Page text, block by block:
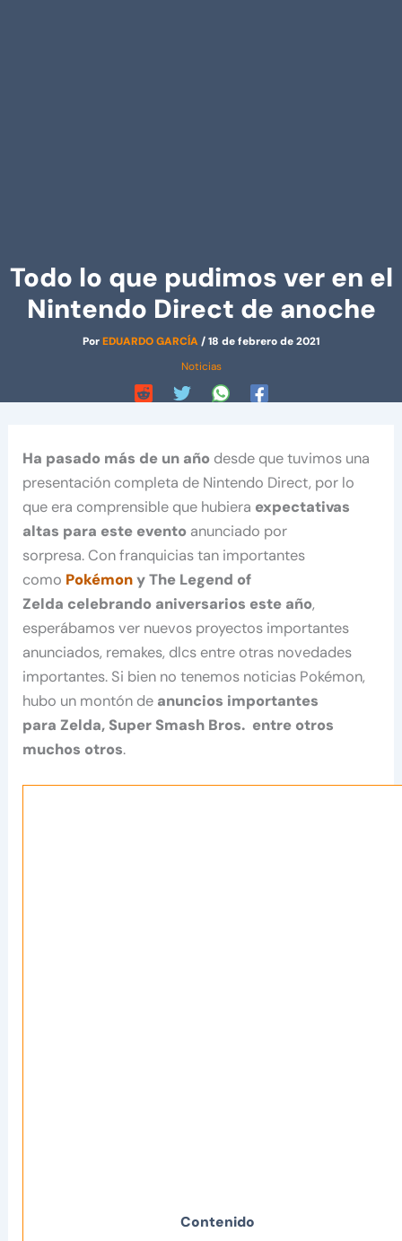
Todo lo que pudimos ver en el
Nintendo Direct de anoche
PorEDUARDO GARCÍA/18 de febrero de 2021
Noticias
Ha pasado más de un año desde que tuvimos una
presentación completa de Nintendo Direct, por lo
que era comprensible que hubiera expectativas
altas para este evento anunciado por
sorpresa. Con franquicias tan importantes
como Pokémony The Legend of
Zelda celebrando aniversarios este año,
esperábamos ver nuevos proyectos importantes
anunciados, remakes, dlcs entre otras novedades
importantes. Si bien no tenemos noticias Pokémon,
hubo un montón de anuncios importantes
para Zelda, Super Smash Bros. entre otros
muchos otros.
Contenido